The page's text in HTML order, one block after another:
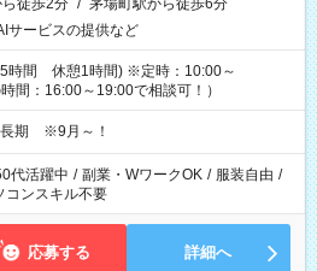
徒歩2分 / 茅場町駅から徒歩6分
サービスの提供など
時間 休憩1時間) ※定時：10:00～
間：16:00～19:00で相談可！）
長期 ※9月～！
代活躍中 / 副業・WワークOK / 服装自由 /
コンスキル不要
応募する 詳細へ